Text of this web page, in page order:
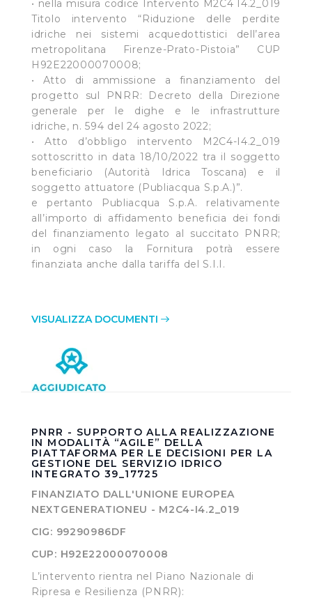
Cliccando su "Personalizza" l’Utente può gestire
direttamente le proprie preferenze selezionando i
singoli cookie desiderati e le terze parti destinatarie
della condivisione di informazioni sopra indicata.
Cliccando su "Rifiuta" o sulla "X" posizionata in alto a
destra in questo banner l’Utente rifiuta tutti i cookie con
la sola eccezione dei cookie tecnici. La chiusura del
presente banner comporta il permanere delle
impostazioni di default e dunque la continuazione della
navigazione in assenza di cookie o altri sistemi di
tracciamento ad esclusione di quelli tecnici
indispensabili per una corretta visualizzazione della
pagina.
• nella misura codice Intervento M2C4 I4.2_019
Titolo intervento “Riduzione delle perdite
idriche nei sistemi acquedottistici dell’area
metropolitana Firenze-Prato-Pistoia” CUP
H92E22000070008;
• Atto di ammissione a finanziamento del
progetto sul PNRR: Decreto della Direzione
generale per le dighe e le infrastrutture
idriche, n. 594 del 24 agosto 2022;
• Atto d’obbligo intervento M2C4-I4.2_019
sottoscritto in data 18/10/2022 tra il soggetto
beneficiario (Autorità Idrica Toscana) e il
soggetto attuatore (Publiacqua S.p.A.)”.
e pertanto Publiacqua S.p.A. relativamente
all’importo di affidamento beneficia dei fondi
del finanziamento legato al succitato PNRR;
in ogni caso la Fornitura potrà essere
finanziata anche dalla tariffa del S.I.I.
VISUALIZZA DOCUMENTI
PNRR - SUPPORTO ALLA REALIZZAZIONE
IN MODALITÀ “AGILE” DELLA
PIATTAFORMA PER LE DECISIONI PER LA
GESTIONE DEL SERVIZIO IDRICO
INTEGRATO 39_17725
FINANZIATO DALL'UNIONE EUROPEA
NEXTGENERATIONEU - M2C4-I4.2_019
CIG: 99290986DF
CUP: H92E22000070008
L’intervento rientra nel Piano Nazionale di
Ripresa e Resilienza (PNRR):